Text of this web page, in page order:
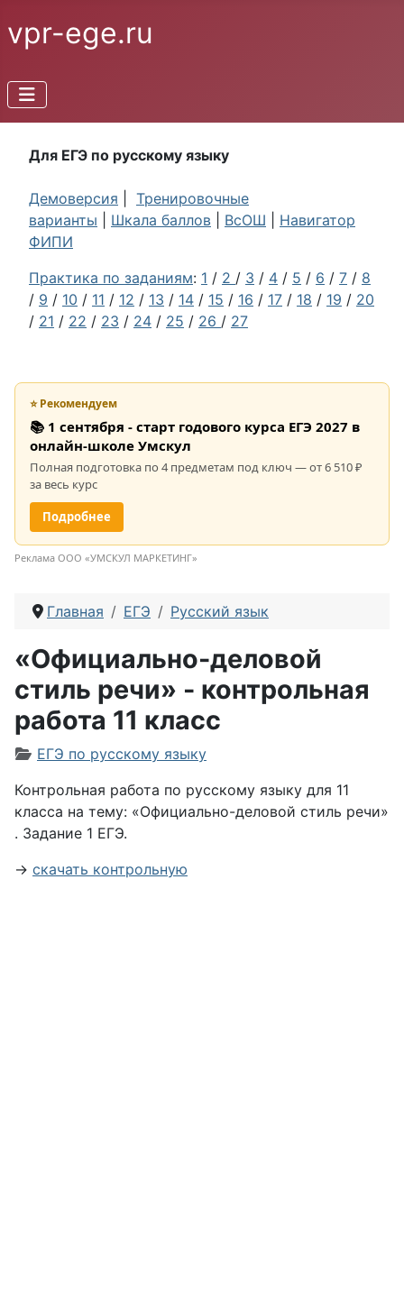
vpr-ege.ru
Для ЕГЭ по русскому языку
Демоверсия
Тренировочные
варианты
Шкала баллов ВсОШ
Навигатор
ФИПИ
Практика по заданиям: 1 / 2 / 3 / 4 / 5 / 6 / 7 / 8
/ 9 / 10 / 11 / 12 / 13 / 14 / 15 / 16 / 17 / 18 / 19 / 20
/ 21 / 22 / 23 / 24 / 25 / 26 / 27
⭐ Рекомендуем
📚 1 сентября - старт годового курса ЕГЭ 2027 в
онлайн-школе Умскул
Полная подготовка по 4 предметам под ключ — от 6 510 ₽
за весь курс
Подробнее
Реклама ООО «УМСКУЛ МАРКЕТИНГ»
Главная ЕГЭ Русский язык
«Официально-деловой
стиль речи» - контрольная
работа 11 класс
Информация о материале
ЕГЭ по русскому языку
Контрольная работа по русскому языку для 11
класса на тему: «Официально-деловой стиль речи»
. Задание 1 ЕГЭ.
→ скачать контрольную